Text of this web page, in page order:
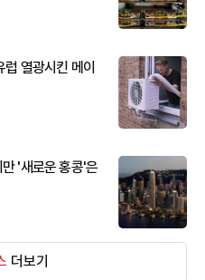
열광시킨 메이
'새로운 홍콩'은
더보기